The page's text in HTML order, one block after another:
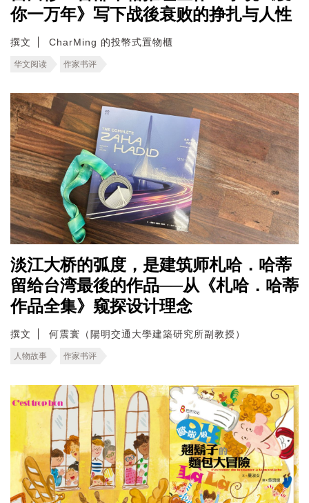
你一万年》写下战後衰败的挣扎与人性
撰文 CharMing 的投幣式置物櫃
华文阅读 作家书评
淡江大桥的弧度，是建筑师札哈．哈蒂
留给台湾最後的作品──从《札哈．哈蒂
作品全集》窥探设计理念
撰文 何震寰（陽明交通大學建築研究所副教授）
人物故事 作家书评